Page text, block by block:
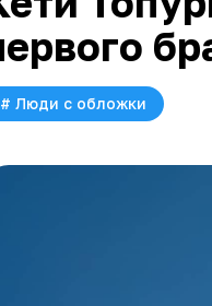
# Люди с обложки